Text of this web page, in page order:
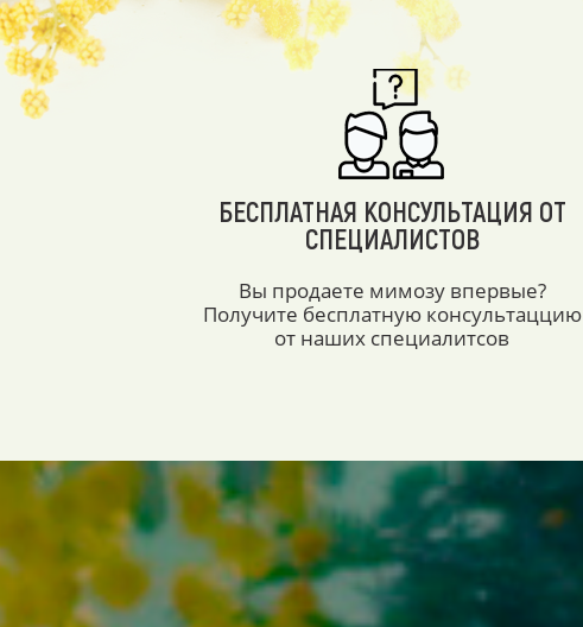
БЕСПЛАТНАЯ КОНСУЛЬТАЦИЯ ОТ
СПЕЦИАЛИСТОВ
Вы продаете мимозу впервые?
Получите бесплатную консультаццию
от наших специалитсов